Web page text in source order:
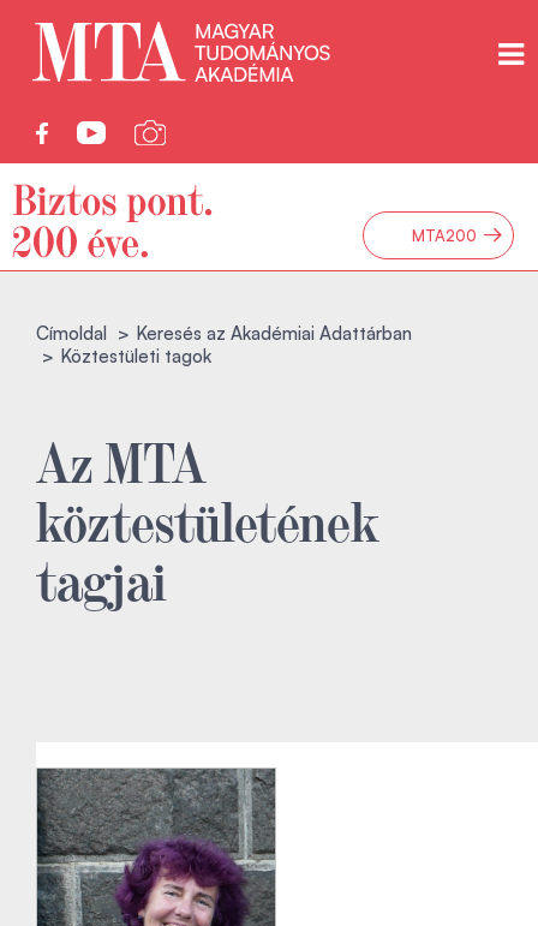
MTA200 →
Címoldal
Keresés az Akadémiai Adattárban
Köztestületi tagok
Az MTA
köztestületének
tagjai